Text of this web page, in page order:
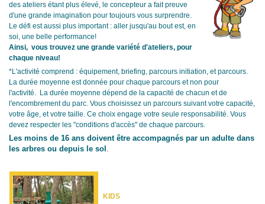
des ateliers étant plus élevé, le concepteur a fait preuve
d'une grande imagination pour toujours vous surprendre.
Le défi est aussi plus important : aller jusqu'au bout est, en
soi, une belle performance!
Ainsi, vous trouvez une grande variété d'ateliers, pour
chaque niveau!
*L'activité comprend : équipement, briefing, parcours initiation, et parcours.
La durée moyenne est donnée pour chaque parcours et non pour
l'activité. La durée moyenne dépend de la capacité de chacun et de
l'encombrement du parc. Vous choisissez un parcours suivant votre capacité,
votre âge, et votre taille. Ce choix engage votre seule responsabilité. Vous
devez respecter les "conditions d'accès" de chaque parcours.
Les moins de 16 ans doivent être accompagnés par un adulte dans
les arbres ou depuis le sol .
KIDS